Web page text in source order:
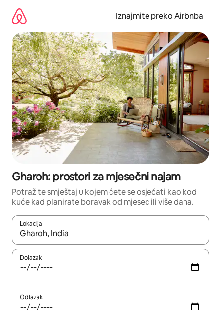
sadržaj
Iznajmite preko Airbnba
Gharoh: prostori za mjesečni najam
Potražite smještaj u kojem ćete se osjećati kao kod
kuće kad planirate boravak od mjesec ili više dana.
Lokacija
Kada budu dostupni rezultati, moći ćete ih pregledati
Dolazak
Odlazak